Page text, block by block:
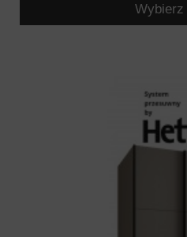
Wybierz